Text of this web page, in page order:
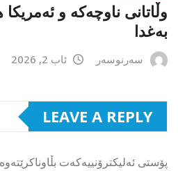
وڵاتانی ناوچەکە و
بەغدا
سەرنوسەر ئاب 2, 2026
LEAVE A REPLY
پۆستی ئەلیکترۆنییەکەت